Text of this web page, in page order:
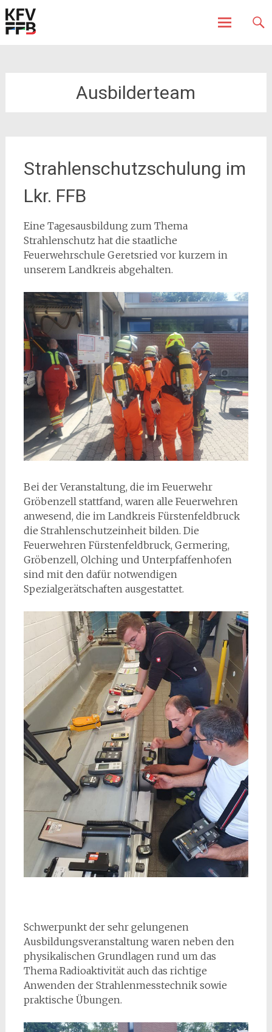
Ausbilderteam
Strahlenschutzschulung im
Lkr. FFB
Eine Tagesausbildung zum Thema
Strahlenschutz hat die staatliche
Feuerwehrschule Geretsried vor kurzem in
unserem Landkreis abgehalten.
Bei der Veranstaltung, die im Feuerwehr
Gröbenzell stattfand, waren alle Feuerwehren
anwesend, die im Landkreis Fürstenfeldbruck
die Strahlenschutzeinheit bilden. Die
Feuerwehren Fürstenfeldbruck, Germering,
Gröbenzell, Olching und Unterpfaffenhofen
sind mit den dafür notwendigen
Spezialgerätschaften ausgestattet.
Schwerpunkt der sehr gelungenen
Ausbildungsveranstaltung waren neben den
physikalischen Grundlagen rund um das
Thema Radioaktivität auch das richtige
Anwenden der Strahlenmesstechnik sowie
praktische Übungen.